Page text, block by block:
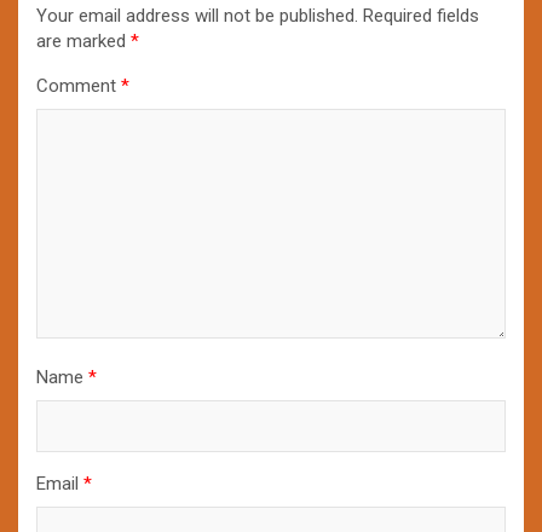
Your email address will not be published. Required fields
are marked *
Comment *
Name *
Email *